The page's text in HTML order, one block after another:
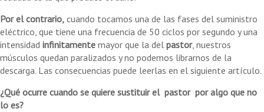
Por el contrario, cuando tocamos una de las fases del suministro
eléctrico, que tiene una frecuencia de 50 ciclos por segundo y una
intensidad infinitamente mayor que la del pastor, nuestros
músculos quedan paralizados y no podemos librarnos de la
descarga. Las consecuencias puede leerlas en el siguiente artículo.
¿Qué ocurre cuando se quiere sustituir el pastor por algo que no
lo es?